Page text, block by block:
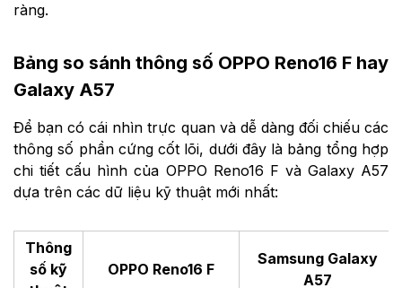
ràng.
Bảng so sánh thông số OPPO Reno16 F hay
Galaxy A57
Để bạn có cái nhìn trực quan và dễ dàng đối chiếu các
thông số phần cứng cốt lõi, dưới đây là bảng tổng hợp
chi tiết cấu hình của OPPO Reno16 F và Galaxy A57
dựa trên các dữ liệu kỹ thuật mới nhất:
Thông
số kỹ
OPPO Reno16 F
Samsung Galaxy
A57